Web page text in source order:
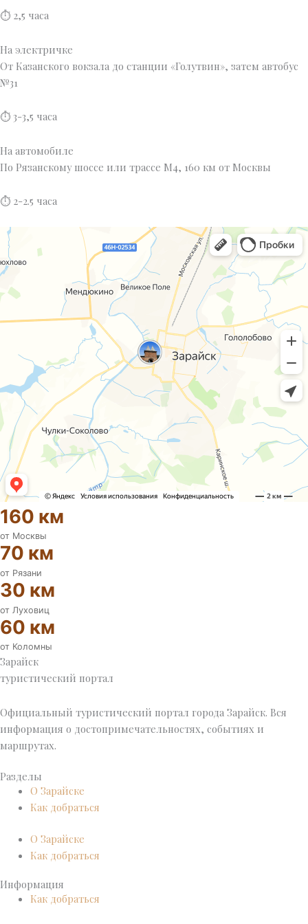
⏱ 2,5 часа
На электричке
От Казанского вокзала до станции «Голутвин», затем автобус
№31
⏱ 3-3,5 часа
На автомобиле
По Рязанскому шоссе или трассе М4, 160 км от Москвы
⏱ 2-2.5 часа
160 км
от Москвы
70 км
от Рязани
30 км
от Луховиц
60 км
от Коломны
Зарайск
туристический портал
Официальный туристический портал города Зарайск. Вся
информация о достопримечательностях, событиях и
маршрутах.
Разделы
О Зарайске
Как добраться
О Зарайске
Как добраться
Информация
Как добраться